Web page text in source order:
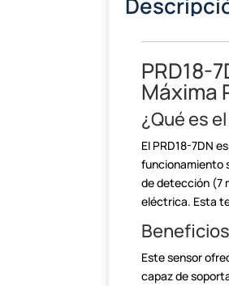
PRD18-
Máxima
¿Qué es
El PRD18-7DN
funcionamiento
dedetección (7
eléctrica. Esta
Este sensor
capaz de